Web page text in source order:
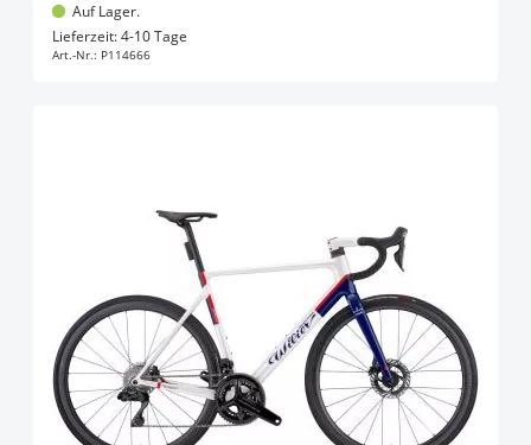
Auf Lager.
Lieferzeit: 4-10 Tage
Art.-Nr.: P114666